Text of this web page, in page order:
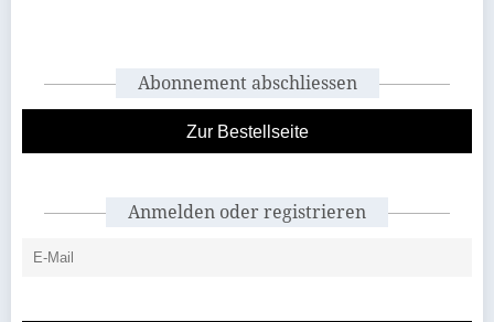
Abonnement abschliessen
Zur Bestellseite
Anmelden oder registrieren